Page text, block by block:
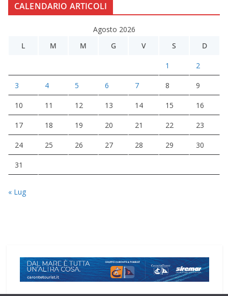
CALENDARIO ARTICOLI
Agosto 2026
L
M M G V S D
1 2
3 4 5 6 7 8 9
10 11 12 13 14 15 16
17 18 19 20 21 22 23
24 25 26 27 28 29 30
31
« Lug